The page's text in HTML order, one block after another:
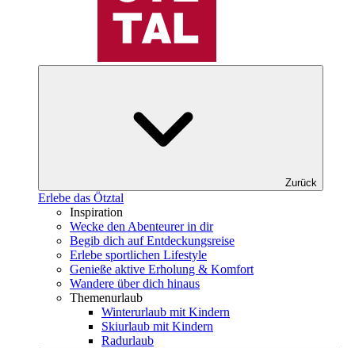
Zurück
Erlebe das Ötztal
Inspiration
Wecke den Abenteurer in dir
Begib dich auf Entdeckungsreise
Erlebe sportlichen Lifestyle
Genieße aktive Erholung & Komfort
Wandere über dich hinaus
Themenurlaub
Winterurlaub mit Kindern
Skiurlaub mit Kindern
Radurlaub